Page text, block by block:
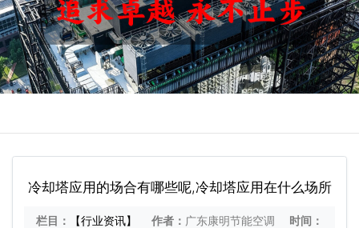
冷却塔应用的场合有哪些呢,冷却塔应用在什么场所
栏目： 【行业资讯】 作者： 广东康明节能空调
时间：